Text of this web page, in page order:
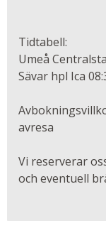
Tidtabell:
Umeå
Sävar hpl Ica
avresa
Vi reserverar
och eventuell